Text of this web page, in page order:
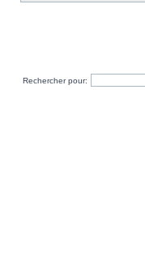
Rechercher pour: